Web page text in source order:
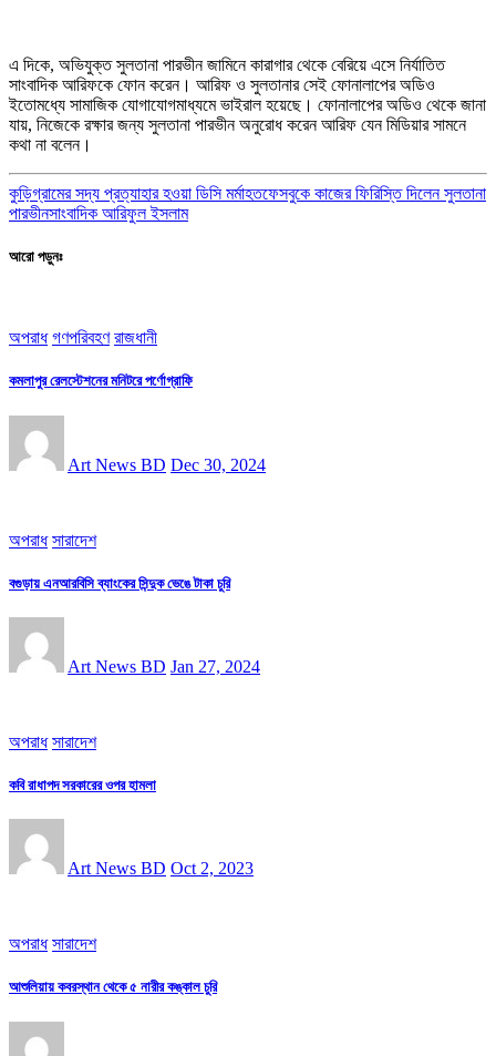
এ দিকে, অভিযুক্ত সুলতানা পারভীন জামিনে কারাগার থেকে বেরিয়ে এসে নির্যাতিত
সাংবাদিক আরিফকে ফোন করেন। আরিফ ও সুলতানার সেই ফোনালাপের অডিও
ইতোমধ্যে সামাজিক যোগাযোগমাধ্যমে ভাইরাল হয়েছে। ফোনালাপের অডিও থেকে জানা
যায়, নিজেকে রক্ষার জন্য সুলতানা পারভীন অনুরোধ করেন আরিফ যেন মিডিয়ার সামনে
কথা না বলেন।
কুড়িগ্রামের সদ্য প্রত্যাহার হওয়া ডিসি মর্মাহতফেসবুকে কাজের ফিরিস্তি দিলেন সুলতানা
পারভীনসাংবাদিক আরিফুল ইসলাম
আরো পড়ুনঃ
অপরাধ গণপরিবহণ রাজধানী
কমলাপুর রেলস্টেশনের মনিটরে পর্ণোগ্রাফি
Art News BD Dec 30, 2024
অপরাধ সারাদেশ
বগুড়ায় এনআরবিসি ব্যাংকের সিন্দুক ভেঙে টাকা চুরি
Art News BD Jan 27, 2024
অপরাধ সারাদেশ
কবি রাধাপদ সরকারের ওপর হামলা
Art News BD Oct 2, 2023
অপরাধ সারাদেশ
আশুলিয়ায় কবরস্থান থেকে ৫ নারীর কঙ্কাল চুরি